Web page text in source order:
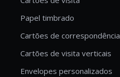
Papel timbrado
Cartões de correspondência
Cartões de visita verticais
Envelopes personalizados